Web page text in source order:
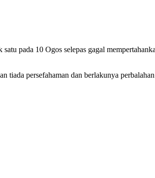
satu pada 10 Ogos selepas gagal
tiada persefahaman dan berlakunya